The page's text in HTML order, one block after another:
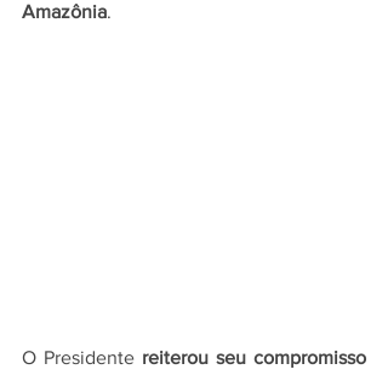
Amazônia.
O Presidente reiterou seu compromisso